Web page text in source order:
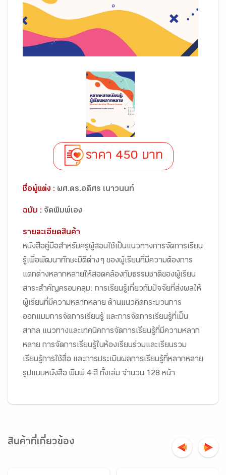
ราคา 450 บาท
ชื่อผู้แต่ง : ผศ.ดร.อดิศร เนาวนนท์
ฉบับ : จัดพิมพ์เอง
รายละเอียดสินค้า
หนังสือคู่มือสำหรับครูผู้สอนใช้เป็นแนวทางการจัดการเรียน
รู้เพื่อพัฒนาทักษะมิติต่าง ๆ ของผู้เรียนที่มีความต้องการ
แตกต่างหลากหลายให้สอดคล้องกับธรรมชาติของผู้เรียน
สาระสำคัญครอบคลุม: การเรียนรู้เกี่ยวกับปัจจัยที่ส่งผลให้
ผู้เรียนที่มีความหลากหลาย ด้านแนวคิดกระบวนการ
ออกแบบการจัดการเรียนรู้ และการจัดการเรียนรู้ที่เป็น
สากล แนวทางและเทคนิคการจัดการเรียนรู้ที่มีความหลาก
หลาย การจัดการเรียนรู้ในห้องเรียนร่วมและเรียนรวม
เรียนรู้การใช้สื่อ และการประเมินผลการเรียนรู้ที่หลากหลาย
รูปแบบหนังสือ พิมพ์ 4 สี ทั้งเล่ม จำนวน 128 หน้า
สินค้าที่เกี่ยวข้อง